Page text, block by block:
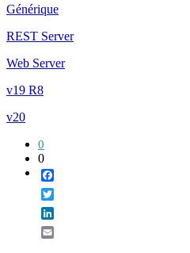
Générique
REST Server
Web Server
v19 R8
v20
0
0